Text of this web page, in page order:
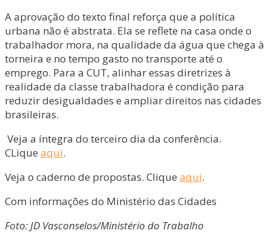
A aprovação do texto final reforça que a política
urbana não é abstrata. Ela se reflete na casa onde o
trabalhador mora, na qualidade da água que chega à
torneira e no tempo gasto no transporte até o
emprego. Para a CUT, alinhar essas diretrizes à
realidade da classe trabalhadora é condição para
reduzir desigualdades e ampliar direitos nas cidades
brasileiras.
Veja a íntegra do terceiro dia da conferência.
CLique aqui.
Veja o caderno de propostas. Clique aqui.
Com informações do Ministério das Cidades
Foto: JD Vasconselos/Ministério do Trabalho